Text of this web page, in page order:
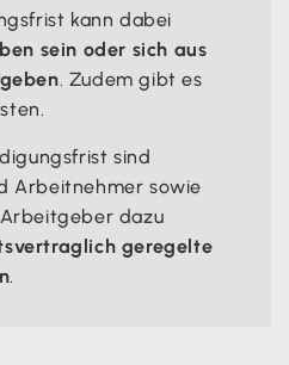
kann dabei
sein oder sich aus
. Zudem gibt es
sind
Arbeitnehmer sowie
dazu
geregelte
.